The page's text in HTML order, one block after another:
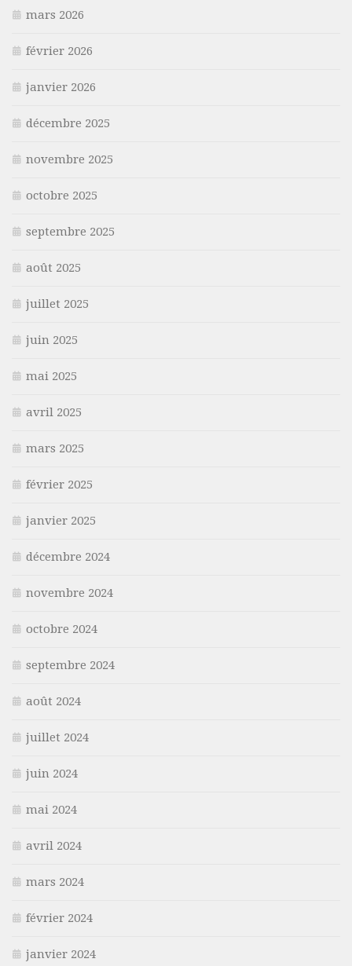
mars 2026
février 2026
janvier 2026
décembre 2025
novembre 2025
octobre 2025
septembre 2025
août 2025
juillet 2025
juin 2025
mai 2025
avril 2025
mars 2025
février 2025
janvier 2025
décembre 2024
novembre 2024
octobre 2024
septembre 2024
août 2024
juillet 2024
juin 2024
mai 2024
avril 2024
mars 2024
février 2024
janvier 2024